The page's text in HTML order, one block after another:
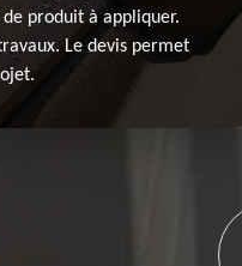
produit à appliquer.
Le devis permet